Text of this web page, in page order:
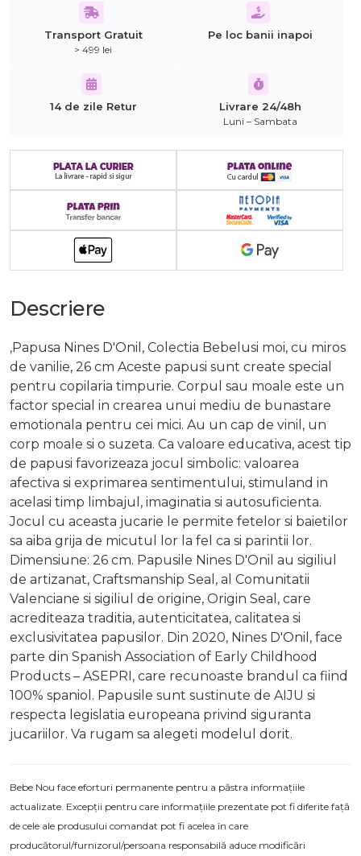
Transport Gratuit
> 499 lei
Pe loc banii inapoi
14 de zile Retur Livrare 24/48h
Luni – Sambata
Descriere
,Papusa Nines D'Onil, Colectia Bebelusi moi, cu miros
de vanilie, 26 cm Aceste papusi sunt create special
pentru copilaria timpurie. Corpul sau moale este un
factor special in crearea unui mediu de bunastare
emotionala pentru cei mici. Au un cap de vinil, un
corp moale si o suzeta. Ca valoare educativa, acest tip
de papusi favorizeaza jocul simbolic: valoarea
afectiva si exprimarea sentimentului, stimuland in
acelasi timp limbajul, imaginatia si autosuficienta.
Jocul cu aceasta jucarie le permite fetelor si baietilor
sa aiba grija de micutul lor la fel ca si parintii lor.
Dimensiune: 26 cm. Papusile Nines D'Onil au sigiliul
de artizanat, Craftsmanship Seal, al Comunitatii
Valenciane si sigiliul de origine, Origin Seal, care
acrediteaza traditia, autenticitatea, calitatea si
exclusivitatea papusilor. Din 2020, Nines D'Onil, face
parte din Spanish Association of Early Childhood
Products – ASEPRI, care recunoaste brandul ca fiind
100% spaniol. Papusile sunt sustinute de AIJU si
respecta legislatia europeana privind siguranta
jucariilor. Va rugam sa alegeti modelul dorit.
Bebe Nou face eforturi permanente pentru a păstra informațiile
actualizate. Excepții pentru care informațiile prezentate pot fi diferite față
de cele ale produsului comandat pot fi acelea în care
producătorul/furnizorul/persoana responsabilă aduce modificări